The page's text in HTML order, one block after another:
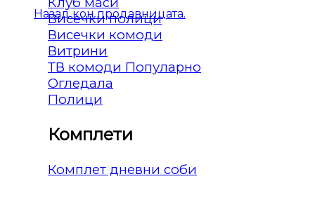
Назад кон продавницата.
Висечки полици
Висечки комоди
Витрини
ТВ комоди
Огледала
Полици
Комплети
Комплет дневни соби